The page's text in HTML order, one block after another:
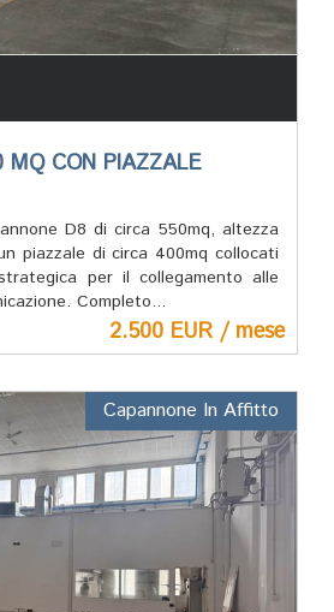
MQ CON PIAZZALE
D8 di circa 550mq, altezza
piazzale di circa 400mq collocati
per il collegamento alle
Completo...
2.500 EUR / mese
Capannone In Affitto